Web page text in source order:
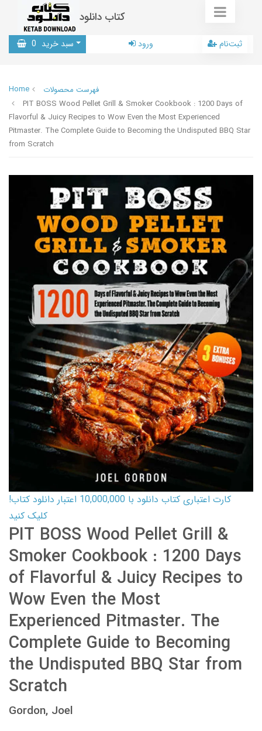
کتاب دانلود
سبد خرید 0 ورود ثبت‌نام
Home
فهرست محصولات
PIT BOSS Wood Pellet Grill & Smoker Cookbook : 1200 Days of
Flavorful & Juicy Recipes to Wow Even the Most Experienced
Pitmaster. The Complete Guide to Becoming the Undisputed BBQ Star
from Scratch
کارت اعتباری کتاب دانلود با 10,000,000 اعتبار دانلود کتاب!
کلیک کنید
PIT BOSS Wood Pellet Grill &
Smoker Cookbook : 1200 Days
of Flavorful & Juicy Recipes to
Wow Even the Most
Experienced Pitmaster. The
Complete Guide to Becoming
the Undisputed BBQ Star from
Scratch
Gordon, Joel